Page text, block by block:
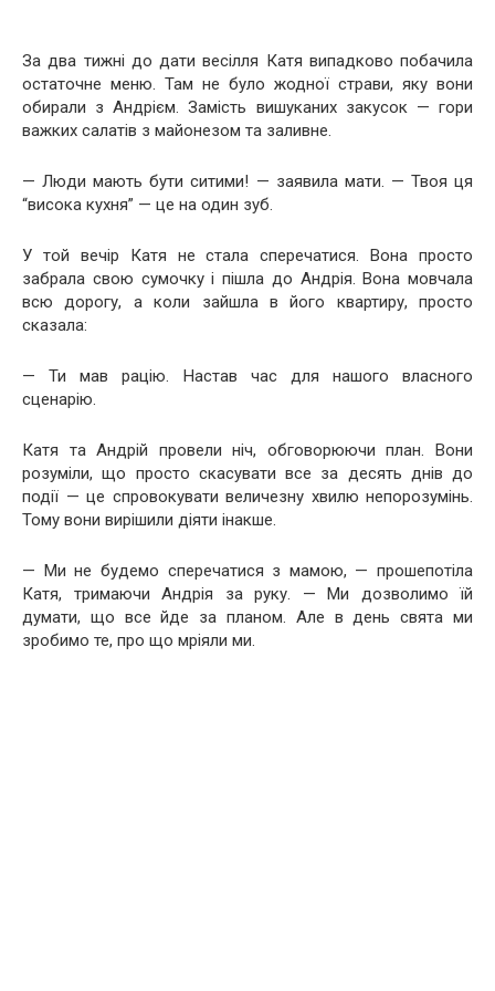
За два тижні до дати весілля Катя випадково побачила
остаточне меню. Там не було жодної страви, яку вони
обирали з Андрієм. Замість вишуканих закусок — гори
важких салатів з майонезом та заливне.
— Люди мають бути ситими! — заявила мати. — Твоя ця
“висока кухня” — це на один зуб.
У той вечір Катя не стала сперечатися. Вона просто
забрала свою сумочку і пішла до Андрія. Вона мовчала
всю дорогу, а коли зайшла в його квартиру, просто
сказала:
— Ти мав рацію. Настав час для нашого власного
сценарію.
Катя та Андрій провели ніч, обговорюючи план. Вони
розуміли, що просто скасувати все за десять днів до
події — це спровокувати величезну хвилю непорозумінь.
Тому вони вирішили діяти інакше.
— Ми не будемо сперечатися з мамою, — прошепотіла
Катя, тримаючи Андрія за руку. — Ми дозволимо їй
думати, що все йде за планом. Але в день свята ми
зробимо те, про що мріяли ми.